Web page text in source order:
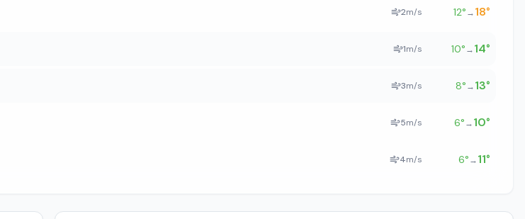
2m/s 12°→18°
1m/s 10°→14°
3m/s 8°→13°
5m/s 6°→10°
4m/s 6°→11°